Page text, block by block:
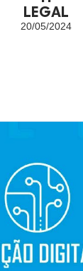
LEGAL
20/05/2024